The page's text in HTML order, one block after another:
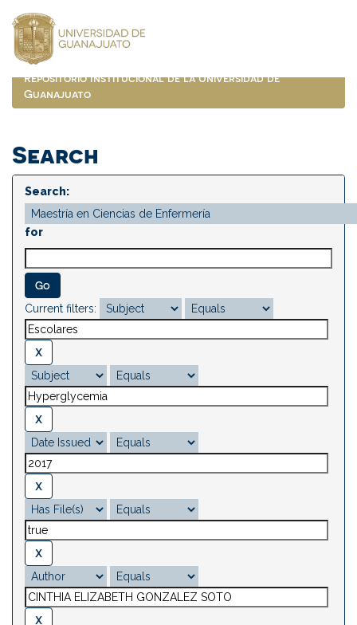
navigation
Repositorio Institucional de la Universidad de
Guanajuato
Search
Search:
for
Current filters: